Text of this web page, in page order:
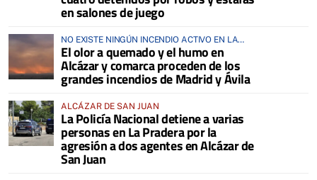
en salones de juego
NO EXISTE NINGÚN INCENDIO ACTIVO EN LA
COMARCA
El olor a quemado y el humo en
Alcázar y comarca proceden de los
grandes incendios de Madrid y Ávila
ALCÁZAR DE SAN JUAN
La Policía Nacional detiene a varias
personas en La Pradera por la
agresión a dos agentes en Alcázar de
San Juan